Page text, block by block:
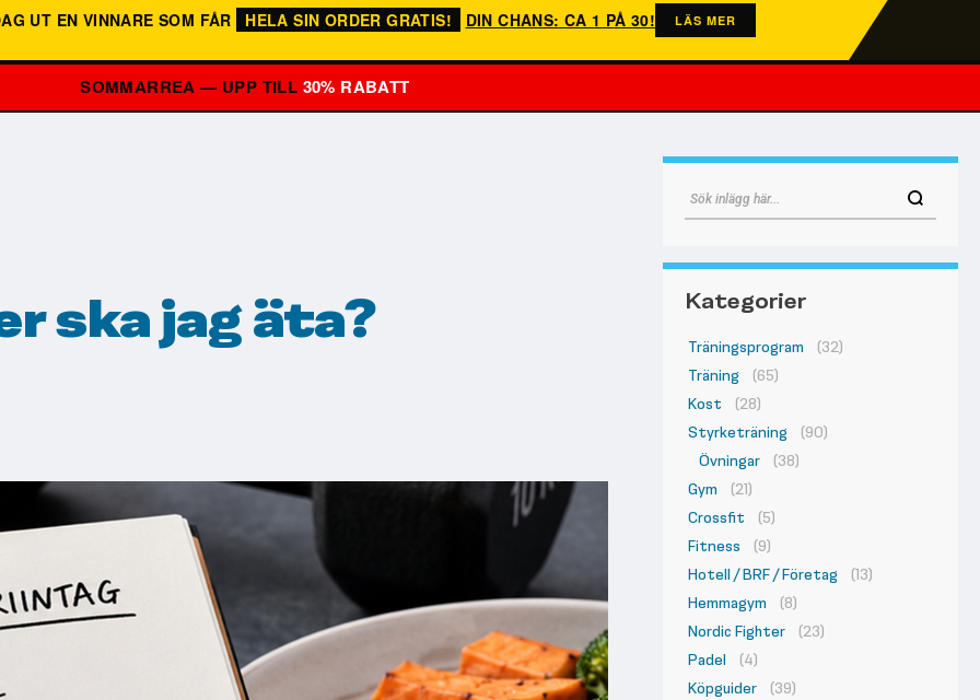
UT EN VINNARE SOM FÅR HELA SIN ORDER GRATIS! DIN CHANS: CA 1 PÅ 30! LÄS MER
SOMMARREA — UPP TILL 30% RABATT
ska jag äta? Kategorier
Träningsprogram
(32)
Träning
(65)
Kost
(28)
Styrketräning
(90)
Övningar
(38)
Gym
(21)
Crossfit
(5)
Fitness
(9)
Hotell / BRF / Företag
(13)
Hemmagym
(8)
Nordic Fighter
(23)
Padel
(4)
Köpguider
(39)